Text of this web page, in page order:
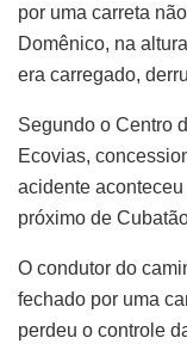
por uma carreta
Domênico, na
era carregado,
Segundo o Centro
Ecovias,
acidente
próximo de
O condutor do
fechado por uma
perdeu o controle